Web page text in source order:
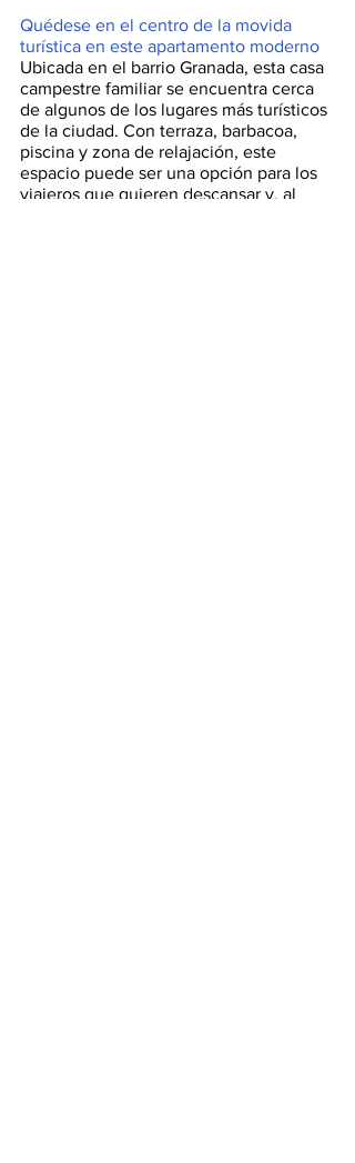
Quédese en el centro de la movida
turística en este apartamento moderno
Ubicada en el barrio Granada, esta casa
campestre familiar se encuentra cerca
de algunos de los lugares más turísticos
de la ciudad. Con terraza, barbacoa,
piscina y zona de relajación, este
espacio puede ser una opción para los
viajeros que quieren descansar y, al